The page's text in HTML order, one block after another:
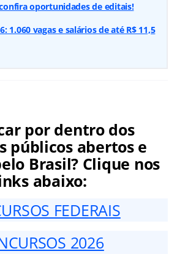
oportunidades de editais!
1.060 vagas e salários de até R$ 11,5
por dentro dos
públicos abertos e
Brasil? Clique nos
abaixo:
FEDERAIS
2026